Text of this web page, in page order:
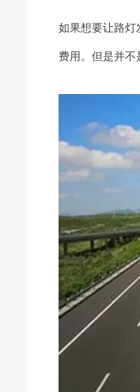
如果想要让路灯
费用。但是并不